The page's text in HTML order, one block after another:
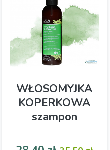
WŁOSOMYJKA
KOPERKOWA
szampon